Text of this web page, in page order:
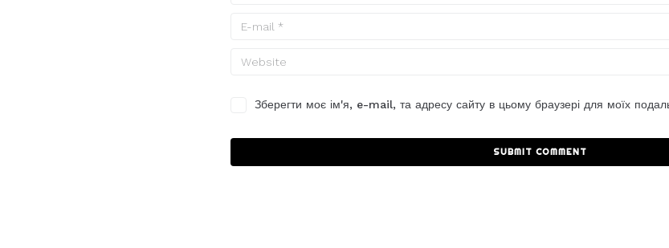
Зберегти моє ім'я, e-mail, та адресу сайту в цьому браузері для моїх